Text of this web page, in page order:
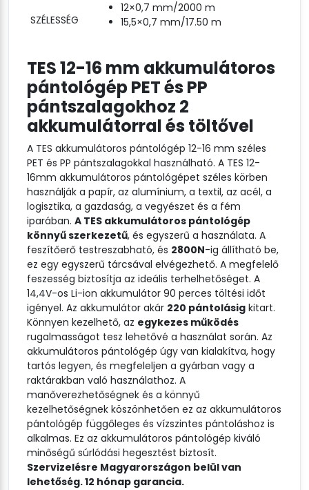
SZÉLESSÉG
12×0,7 mm/2000 m
15,5×0,7 mm/17.50 m
TES 12-16 mm akkumulátoros
pántológép PET és PP
pántszalagokhoz 2
akkumulátorral és töltővel
A TES akkumulátoros pántológép 12-16 mm széles
PET és PP pántszalagokkal használható. A TES 12-
16mm akkumulátoros pántológépet széles körben
használják a papír, az alumínium, a textil, az acél, a
logisztika, a gazdaság, a vegyészet és a fém
iparában. A TES akkumulátoros pántológép
könnyű szerkezetű, és egyszerű a használata. A
feszítőerő testreszabható, és 2800N-ig állítható be,
ez egy egyszerű tárcsával elvégezhető. A megfelelő
feszesség biztosítja az ideális terhelhetőséget. A
14,4V-os Li-ion akkumulátor 90 perces töltési időt
igényel. Az akkumulátor akár 220 pántolásig kitart.
Könnyen kezelhető, az egykezes működés
rugalmasságot tesz lehetővé a használat során. Az
akkumulátoros pántológép úgy van kialakítva, hogy
tartós legyen, és megfeleljen a gyárban vagy a
raktárakban való használathoz. A
manőverezhetőségnek és a könnyű
kezelhetőségnek köszönhetően ez az akkumulátoros
pántológép függőleges és vízszintes pántoláshoz is
alkalmas. Ez az akkumulátoros pántológép kiváló
minőségű súrlódási hegesztést biztosít.
Szervizelésre Magyarországon belül van
lehetőség. 12 hónap garancia.